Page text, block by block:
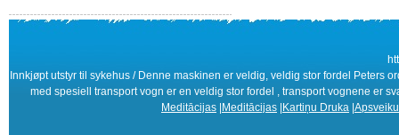
Innkjøpt utstyr til sykehus / Denne maskinen er veldig, veldig stor fordel
med spesiell transport vogn er en veldig stor fordel , transport vognene er
Meditācijas Meditācijas Kartiņu Druka